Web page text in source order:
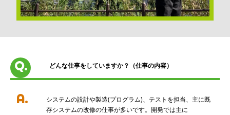
Q. どんな仕事をしていますか？（仕事の内容）
A.
システムの設計や製造(プログラム)、テストを担当、主に既
存システムの改修の仕事が多いです。開発では主に